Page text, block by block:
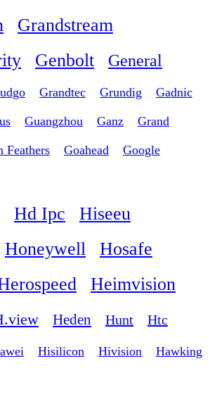
Grandstream
Genbolt General
Grandtec Grundig Gadnic
Guangzhou Ganz Grand
Feathers Goahead Google
Hd Ipc
Hiseeu
Honeywell
Hosafe
Heimvision
Heden Hunt Htc
Hisilicon Hivision Hawking